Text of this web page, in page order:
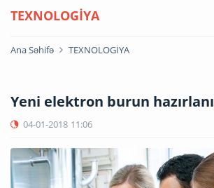
TEXNOLOGİYA
Ana Səhifə TEXNOLOGİYA
Yeni elektron burun
04-01-2018 11:06